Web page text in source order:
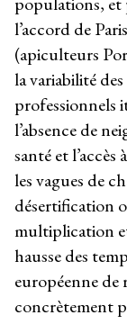
l’accord de
(apiculteurs
la variabilité
professionnels
l’absence de
santé et
les vagues de
désertification
multiplication
hausse des
européenne de
concrètement